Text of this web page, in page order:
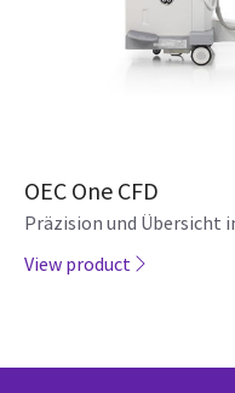
OEC One CFD
Präzision und Übersicht
View product